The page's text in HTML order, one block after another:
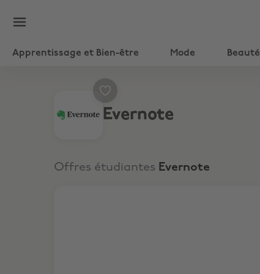
Apprentissage et Bien-être Mode Beauté
Evernote
Offres étudiantes Evernote